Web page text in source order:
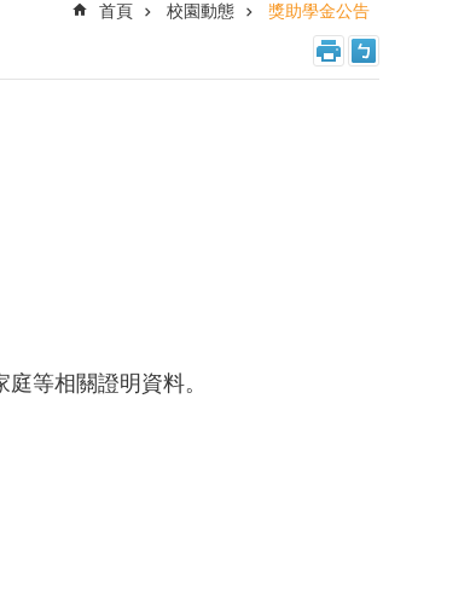
首頁 校園動態 獎助學金公告
等相關證明資料。